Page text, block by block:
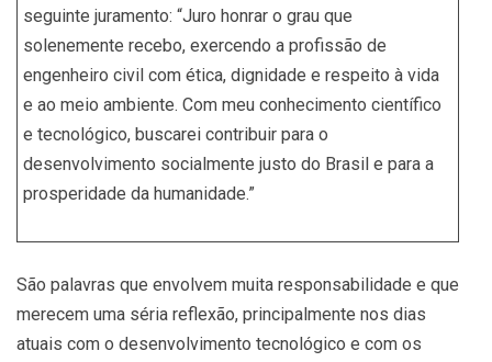
seguinte juramento: “Juro honrar o grau que
solenemente recebo, exercendo a profissão de
engenheiro civil com ética, dignidade e respeito à vida
e ao meio ambiente. Com meu conhecimento científico
e tecnológico, buscarei contribuir para o
desenvolvimento socialmente justo do Brasil e para a
prosperidade da humanidade.”
São palavras que envolvem muita responsabilidade e que
merecem uma séria reflexão, principalmente nos dias
atuais com o desenvolvimento tecnológico e com os